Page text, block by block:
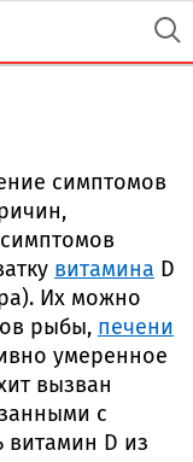
симптомов
витамина D
Их можно
рыбы, печени
умеренное
вызван
с
витамин D из